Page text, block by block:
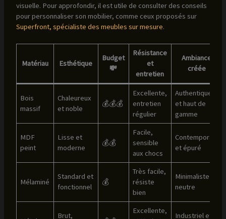
visuelle. Pour approfondir, il est utile de consulter des conseils
pour personnaliser son mobilier, comme ceux proposés sur
Superfront, spécialiste des meubles sur mesure.
Matériau Esthétique
Budget
💸
Résistance
et
entretien
Ambiance
créée
Bois
massif
Chaleureux
et noble
💰💰💰
Excellente,
entretien
régulier
Authentique
et haut de
gamme
MDF
peint
Lisse et
moderne
💰💰
Facile,
sensible
aux chocs
Contemporain
et épuré
Mélaminé
Standard et
fonctionnel
💰
Très facile,
résiste
bien
Minimaliste et
neutre
Brut,
Excellente,
Industriel et